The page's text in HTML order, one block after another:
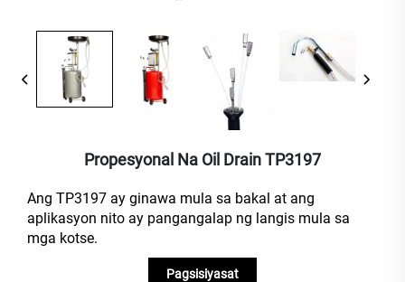
Propesyonal Na Oil Drain TP3197
Ang TP3197 ay ginawa mula sa bakal at ang
aplikasyon nito ay pangangalap ng langis mula sa
mga kotse.
Pagsisiyasat